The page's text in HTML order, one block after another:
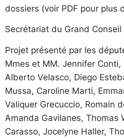
dossiers (voir PDF pour plus
Secrétariat du Grand Conseil
Projet présenté par les
Mmes et MM. Jennifer Conti,
Alberto Velasco, Diego
Mussa, Caroline Marti,
Valiquer Grecuccio, Romain
Amanda Gavilanes, Thomas
Carasso, Jocelyne Haller,